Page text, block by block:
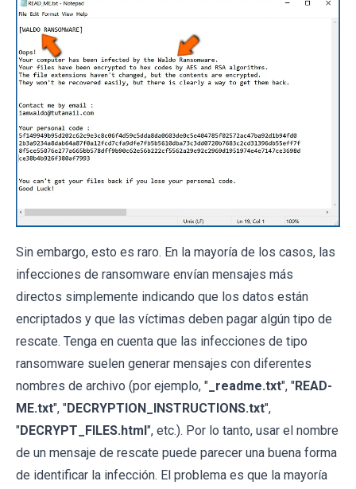
Sin embargo, esto es raro. En la mayoría de los casos, las
infecciones de ransomware envían mensajes más
directos simplemente indicando que los datos están
encriptados y que las víctimas deben pagar algún tipo de
rescate. Tenga en cuenta que las infecciones de tipo
ransomware suelen generar mensajes con diferentes
nombres de archivo (por ejemplo, " _readme.txt", "READ-
ME.txt", "DECRYPTION_INSTRUCTIONS.txt",
"DECRYPT_FILES.html ", etc.). Por lo tanto, usar el nombre
de un mensaje de rescate puede parecer una buena forma
de identificar la infección. El problema es que la mayoría